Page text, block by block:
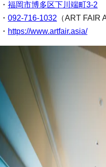
・ 福岡市博多区下川端町3-2
・ 092-716-1032 （ART FAIR
・ https://www.artfair.asia/